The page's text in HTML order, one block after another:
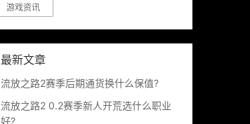
游戏资讯
最新文章
流放之路2赛季后期通货换什么保值?
流放之路2 0.2赛季新人开荒选什么职业
好?